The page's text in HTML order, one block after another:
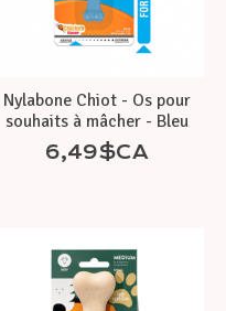
Nylabone Chiot - Os pour
souhaits à mâcher - Bleu
6,49$CA